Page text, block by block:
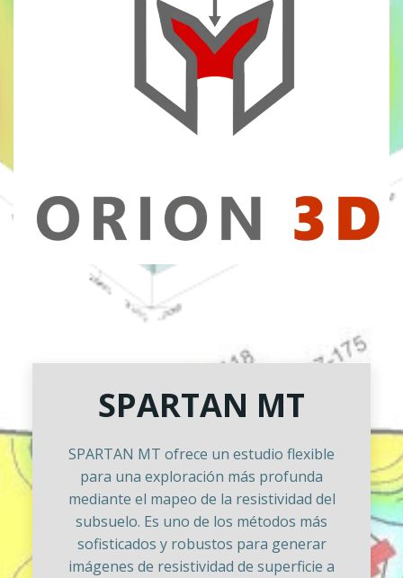
SPARTAN MT
SPARTAN MT ofrece un estudio flexible
para una exploración más profunda
mediante el mapeo de la resistividad del
subsuelo. Es uno de los métodos más
sofisticados y robustos para generar
imágenes de resistividad de superficie a